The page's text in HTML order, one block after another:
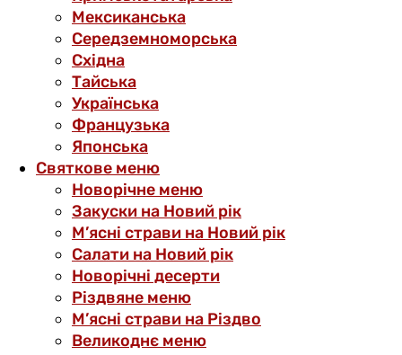
Мексиканська
Середземноморська
Східна
Тайська
Українська
Французька
Японська
Святкове меню
Новорічне меню
Закуски на Новий рік
М’ясні страви на Новий рік
Салати на Новий рік
Новорічні десерти
Різдвяне меню
М’ясні страви на Різдво
Великоднє меню